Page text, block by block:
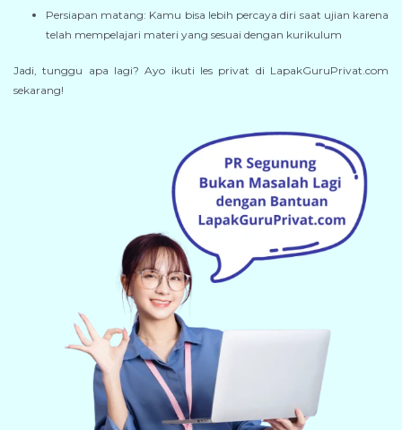
Persiapan matang: Kamu bisa lebih percaya diri saat ujian karena
telah mempelajari materi yang sesuai dengan kurikulum
Jadi, tunggu apa lagi? Ayo ikuti les privat di LapakGuruPrivat.com
sekarang!